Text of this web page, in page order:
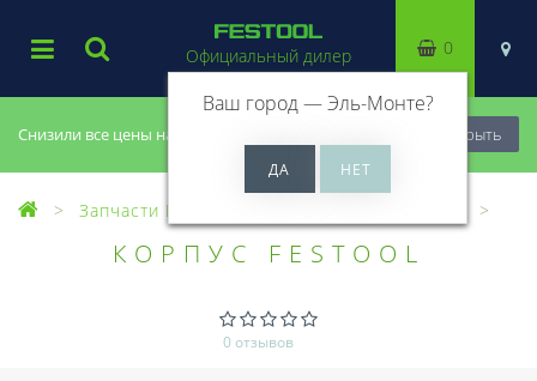
Снизили все цены на 20%, успей купить! Закрыть
Официальный дилер
Ваш город —Эль-Монте?
0
Запчасти Festool
КОРПУС FESTOOL
0 отзывов